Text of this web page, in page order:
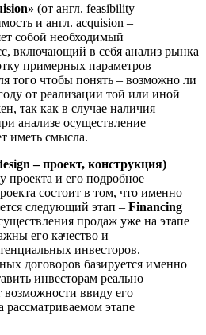
(от англ. feasibility –
и англ. acquision –
собой необходимый
включающий в себя анализ рынка
примерных параметров
того чтобы понять – возможно ли
от реализации той или иной
так как в случае наличия
анализе осуществление
иметь смысла.
– проект, конструкция)
проекта и его подробное
состоит в том, что именно
следующий этап – Financing
продаж уже на этапе
его качество и
инвесторов.
договоров базируется именно
инвесторам реально
ввиду его
рассматриваемом этапе